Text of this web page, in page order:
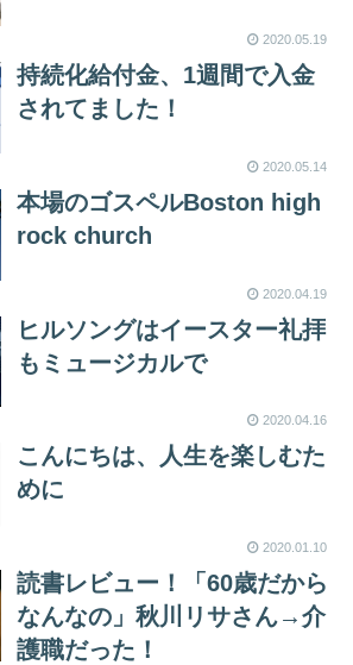
2020.05.19
持続化給付金、1週間で入金
されてました！
2020.05.14
本場のゴスペルBoston high
rock church
2020.04.19
ヒルソングはイースター礼拝
もミュージカルで
2020.04.16
こんにちは、人生を楽しむた
めに
2020.01.10
読書レビュー！「60歳だから
なんなの」秋川リサさん→介
護職だった！